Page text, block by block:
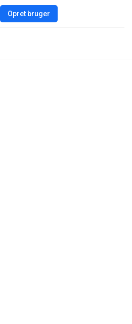
Opret bruger